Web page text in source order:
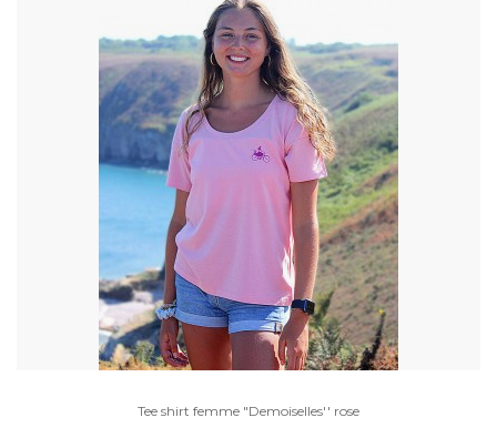
Tee shirt femme "Demoiselles'' rose